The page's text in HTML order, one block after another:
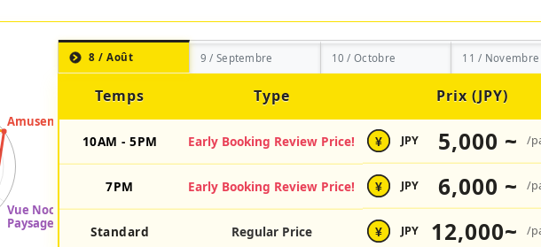
8 / Août 9 / Septembre 10 / Octobre 11 / Novembre
Temps Type Prix (JPY)
10AM - 5PM Early Booking Review Price! ¥ JPY 5,000 ~ /
7PM Early Booking Review Price! ¥ JPY 6,000 ~ /
Standard Regular Price ¥ JPY 12,000~ /